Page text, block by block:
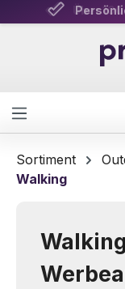
Zum Hauptinhalt
Sortiment
Walking